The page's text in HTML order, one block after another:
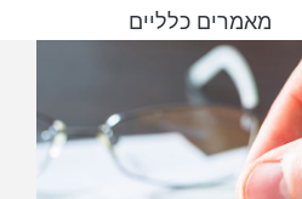
מאמרים כלליים